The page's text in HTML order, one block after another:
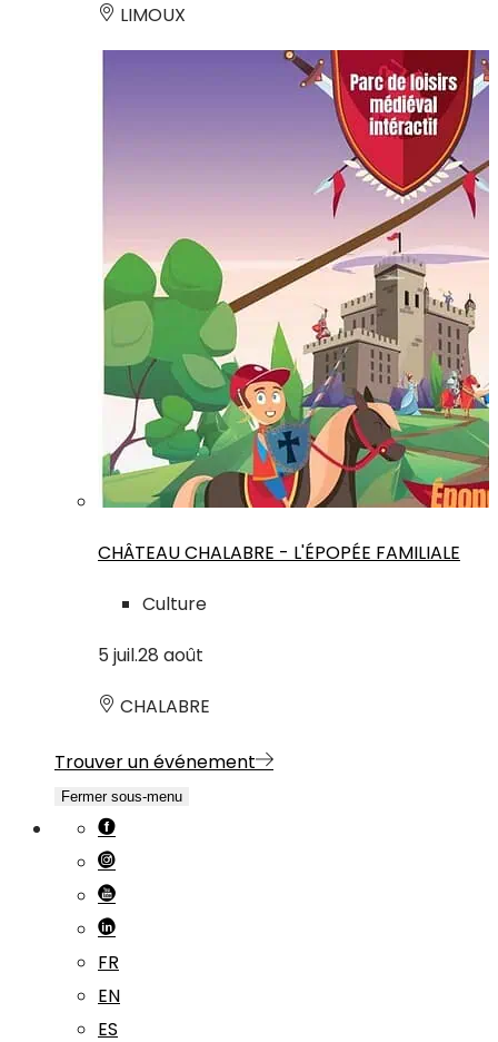
LIMOUX
CHÂTEAU CHALABRE - L'ÉPOPÉE FAMILIALE
Culture
5 juil.28 août
CHALABRE
Trouver un événement
Fermer sous-menu
FR
EN
ES